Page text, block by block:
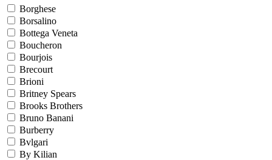
Borghese
Borsalino
Bottega Veneta
Boucheron
Bourjois
Brecourt
Brioni
Britney Spears
Brooks Brothers
Bruno Banani
Burberry
Bvlgari
By Kilian